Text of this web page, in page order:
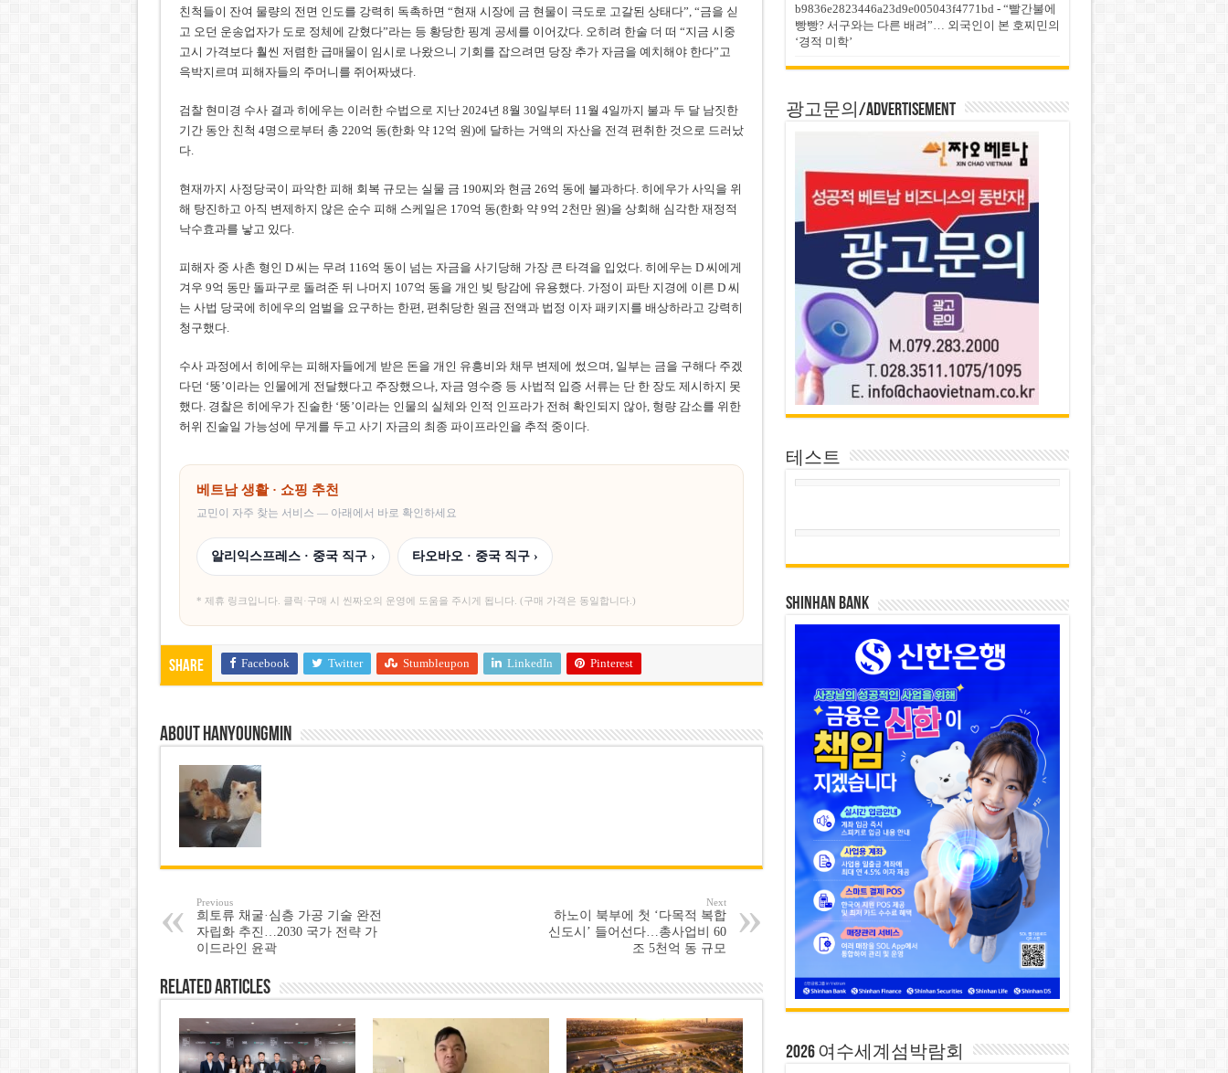
친척들이 잔여 물량의 전면 인도를 강력히 독촉하면 “현재 시장에 금 현물이 극도로 고갈된 상태다”, “금을 싣
고 오던 운송업자가 도로 정체에 갇혔다”라는 등 황당한 핑계 공세를 이어갔다. 오히려 한술 더 떠 “지금 시중
고시 가격보다 훨씬 저렴한 급매물이 임시로 나왔으니 기회를 잡으려면 당장 추가 자금을 예치해야 한다”고
윽박지르며 피해자들의 주머니를 쥐어짜냈다.
검찰 현미경 수사 결과 히에우는 이러한 수법으로 지난 2024년 8월 30일부터 11월 4일까지 불과 두 달 남짓한
기간 동안 친척 4명으로부터 총 220억 동(한화 약 12억 원)에 달하는 거액의 자산을 전격 편취한 것으로 드러났
다.
현재까지 사정당국이 파악한 피해 회복 규모는 실물 금 190찌와 현금 26억 동에 불과하다. 히에우가 사익을 위
해 탕진하고 아직 변제하지 않은 순수 피해 스케일은 170억 동(한화 약 9억 2천만 원)을 상회해 심각한 재정적
낙수효과를 낳고 있다.
피해자 중 사촌 형인 D 씨는 무려 116억 동이 넘는 자금을 사기당해 가장 큰 타격을 입었다. 히에우는 D 씨에게
겨우 9억 동만 돌파구로 돌려준 뒤 나머지 107억 동을 개인 빚 탕감에 유용했다. 가정이 파탄 지경에 이른 D 씨
는 사법 당국에 히에우의 엄벌을 요구하는 한편, 편취당한 원금 전액과 법정 이자 패키지를 배상하라고 강력히
청구했다.
수사 과정에서 히에우는 피해자들에게 받은 돈을 개인 유흥비와 채무 변제에 썼으며, 일부는 금을 구해다 주겠
다던 ‘뚱’이라는 인물에게 전달했다고 주장했으나, 자금 영수증 등 사법적 입증 서류는 단 한 장도 제시하지 못
했다. 경찰은 히에우가 진술한 ‘뚱’이라는 인물의 실체와 인적 인프라가 전혀 확인되지 않아, 형량 감소를 위한
허위 진술일 가능성에 무게를 두고 사기 자금의 최종 파이프라인을 추적 중이다.
베트남 생활 · 쇼핑 추천
교민이 자주 찾는 서비스 — 아래에서 바로 확인하세요
알리익스프레스 · 중국 직구 › 타오바오 · 중국 직구 ›
* 제휴 링크입니다. 클릭·구매 시 씬짜오의 운영에 도움을 주시게 됩니다. (구매 가격은 동일합니다.)
Share Facebook Twitter Stumbleupon LinkedIn Pinterest
About hanyoungmin
Previous
희토류 채굴·심층 가공 기술 완전
자립화 추진…2030 국가 전략 가
이드라인 윤곽
Next
하노이 북부에 첫 ‘다목적 복합
신도시’ 들어선다…총사업비 60
조 5천억 동 규모
Related Articles
b9836e2823446a23d9e005043f4771bd- “빨간불에
빵빵? 서구와는 다른 배려”… 외국인이 본 호찌민의
‘경적 미학’
광고문의/Advertisement
테스트
SHINHAN BANK
2026 여수세계섬박람회